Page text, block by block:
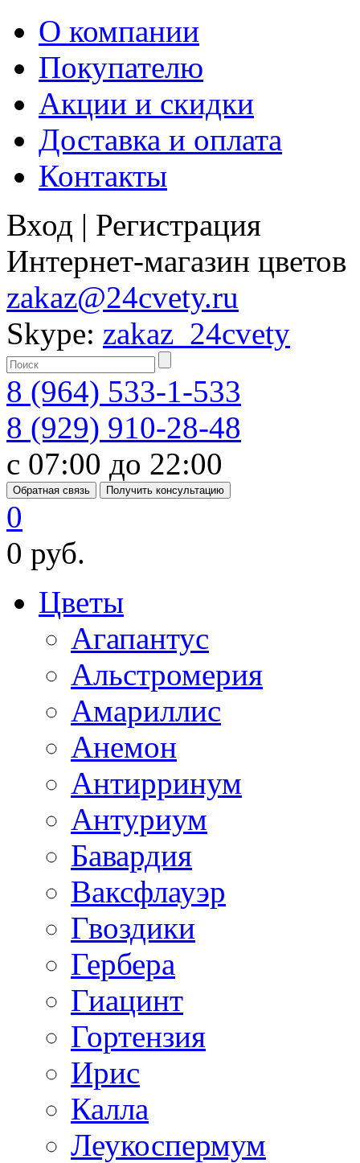
О компании
Покупателю
Акции и скидки
Доставка и оплата
Контакты
Вход | Регистрация
Интернет-магазин цветов
zakaz@24cvety.ru
Skype: zakaz_24cvety
8 (964) 533-1-533
8 (929) 910-28-48
с 07:00 до 22:00
Обратная связь Получить консультацию
0
0 руб.
Цветы
Агапантус
Альстромерия
Амариллис
Анемон
Антирринум
Антуриум
Бавардия
Ваксфлауэр
Гвоздики
Гербера
Гиацинт
Гортензия
Ирис
Калла
Леукоспермум